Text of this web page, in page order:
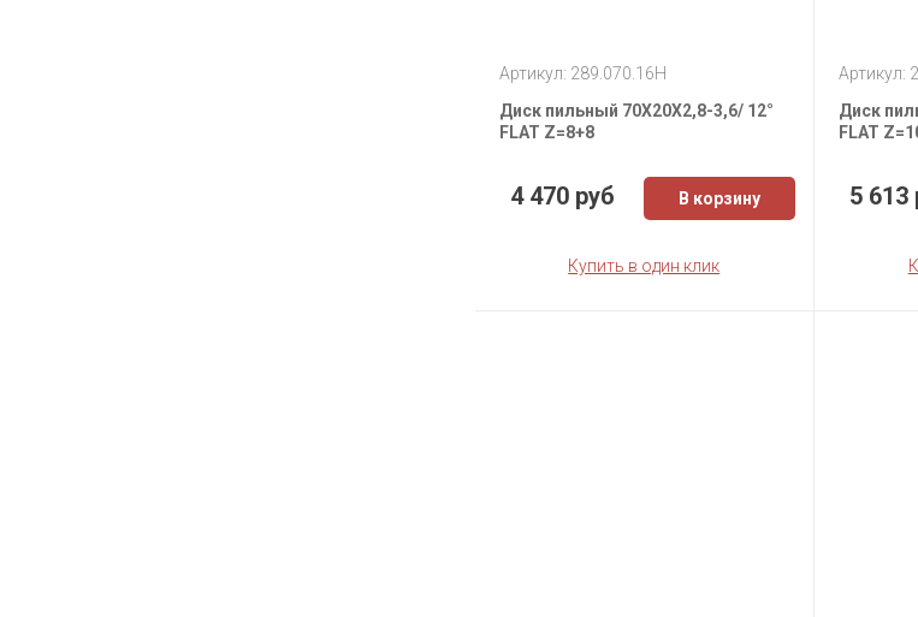
Артикул: 289.070.16H
Диск пильный 70X20X2,8-3,6/ 12°
FLAT Z=8+8
4 470 руб В корзину
Купить в один клик
Артикул:
Диск
FLAT
5 613